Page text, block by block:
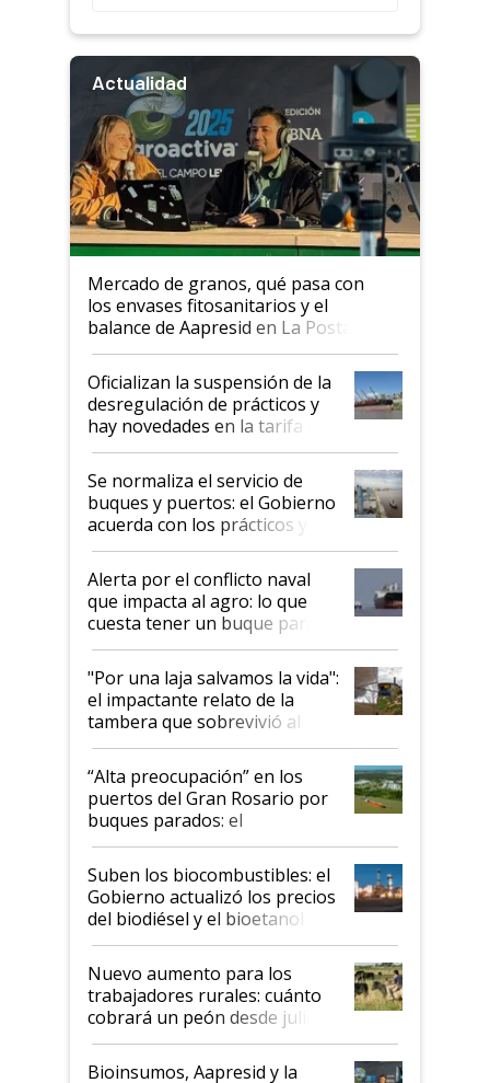
Actualidad
Mercado de granos, qué pasa con
los envases fitosanitarios y el
balance de Aapresid en La Posta
Oficializan la suspensión de la
desregulación de prácticos y
hay novedades en la tarifa de
la hidrovía
Se normaliza el servicio de
buques y puertos: el Gobierno
acuerda con los prácticos y
suspende el decreto de
desregulación
Alerta por el conflicto naval
que impacta al agro: lo que
cuesta tener un buque parado
y el peligro de que Argentina
pase a ser "país sucio"
"Por una laja salvamos la vida":
el impactante relato de la
tambera que sobrevivió al
tornado
“Alta preocupación” en los
puertos del Gran Rosario por
buques parados: el
funcionamiento de las
exportadoras en tensión tras
la medida de fuerza de los
prácticos
Suben los biocombustibles: el
Gobierno actualizó los precios
del biodiésel y el bioetanol
Nuevo aumento para los
trabajadores rurales: cuánto
cobrará un peón desde julio
Bioinsumos, Aapresid y la